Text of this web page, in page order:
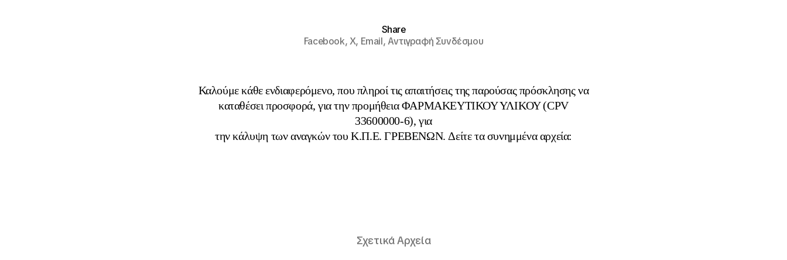
Share
Facebook,X, Email,Αντιγραφή Συνδέσμου
Καλούμε κάθε ενδιαφερόμενο, που πληροί τις απαιτήσεις της παρούσας πρόσκλησης να
καταθέσει προσφορά, για την προμήθεια ΦΑΡΜΑΚΕΥΤΙΚΟΥ ΥΛΙΚΟΥ (CPV
33600000-6), για
την κάλυψη των αναγκών του Κ.Π.Ε. ΓΡΕΒΕΝΩΝ. Δείτε τα συνημμένα αρχεία:
Σχετικά Αρχεία